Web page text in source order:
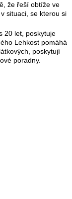
že řeší obtíže ve
situaci, se kterou si
20 let, poskytuje
Lehkost pomáhá
poskytují
poradny.